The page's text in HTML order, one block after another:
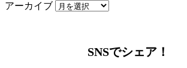
アーカイブ
SNSでシェア！